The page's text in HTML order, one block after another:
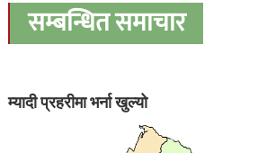
सम्बन्धित समाचार
म्यादी प्रहरीमा भर्ना खुल्यो